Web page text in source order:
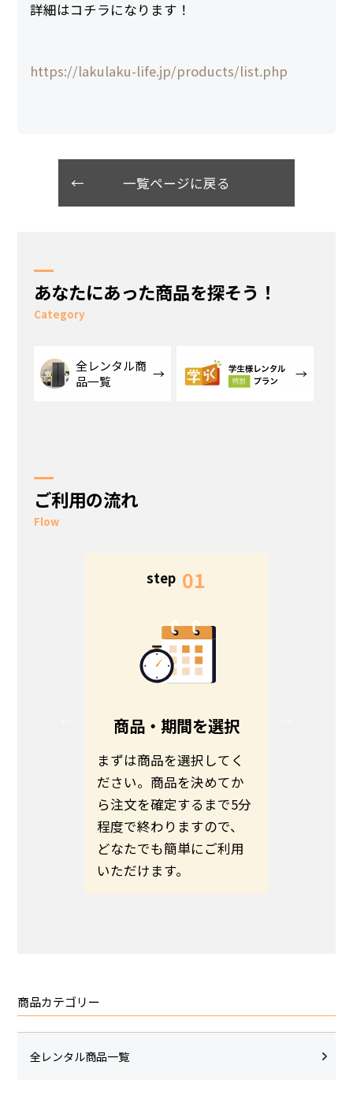
詳細はコチラになります！
https://lakulaku-life.jp/products/list.php
一覧ページに戻る
あなたにあった商品を探そう！
Category
全レンタル商
品一覧
ご利用の流れ
Flow
step 01
商品・期間を選択
まずは商品を選択してく
ださい。商品を決めてか
ら注文を確定するまで5分
程度で終わりますので、
どなたでも簡単にご利用
いただけます。
商品カテゴリー
全レンタル商品一覧